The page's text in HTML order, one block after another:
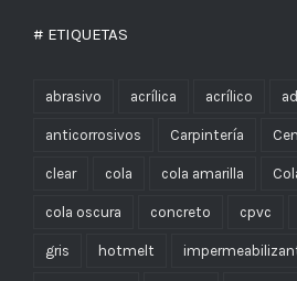
# ETIQUETAS
abrasivo acrílica acrílico
anticorrosivos Carpintería
clear cola cola amarilla
cola oscura concreto cpvc
gris hotmelt